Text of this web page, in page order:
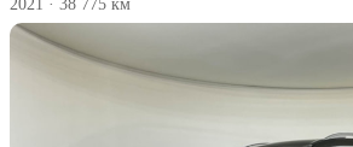
2021 · 38 775 км